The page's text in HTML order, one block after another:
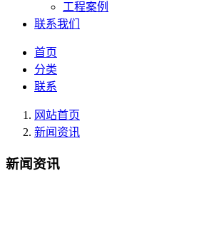
工程案例
联系我们
首页
分类
联系
网站首页
新闻资讯
新闻资讯